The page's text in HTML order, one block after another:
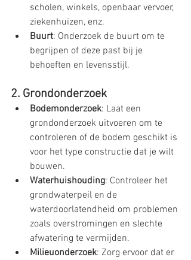
scholen, winkels, openbaar vervoer,
ziekenhuizen, enz.
Buurt: Onderzoek de buurt om te
begrijpen of deze past bij je
behoeften en levensstijl.
2. Grondonderzoek
Bodemonderzoek: Laat een
grondonderzoek uitvoeren om te
controleren of de bodem geschikt is
voor het type constructie dat je wilt
bouwen.
Waterhuishouding: Controleer het
grondwaterpeil en de
waterdoorlatendheid om problemen
zoals overstromingen en slechte
afwatering te vermijden.
Milieuonderzoek: Zorg ervoor dat er